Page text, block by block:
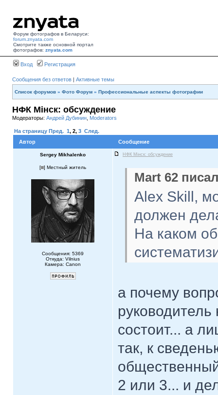
Форум фотографов в Беларуси:
forum.znyata.com
Смотрите также основной портал
фотографов: znyata.com
Вход Регистрация
Сообщения без ответов | Активные темы
Список форумов » Фото Форум » Профессиональные аспекты фотографии
НФК Мiнск: обсуждение
Модераторы: Андрей Дубинин Moderators
На страницу Пред. 1, 2, 3 След.
Автор
Сообщение
Sergey Mikhalenko НФК Мiнск: обсуждение
[ ] Местный житель
Сообщения: 5369
Откуда: Vilnius
Камера: Canon
Mart 62
Alex Skill,
должен
На каком
а почему
состоит... а
так, к
2 или 3... и